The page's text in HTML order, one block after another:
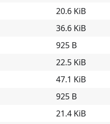
20.6 KiB
36.6 KiB
925 B
22.5 KiB
47.1 KiB
925 B
21.4 KiB